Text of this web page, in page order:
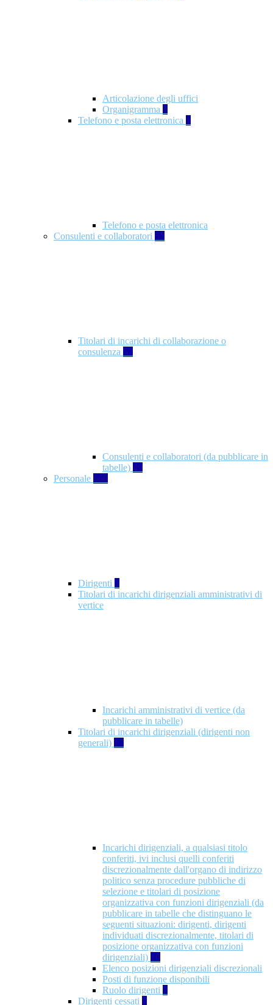
Articolazione degli uffici
Organigramma 1
Telefono e posta elettronica 1
Telefono e posta elettronica
Consulenti e collaboratori 57
Titolari di incarichi di collaborazione o
consulenza 57
Consulenti e collaboratori (da pubblicare in
tabelle) 49
Personale 660
Dirigenti 1
Titolari di incarichi dirigenziali amministrativi di
vertice
Incarichi amministrativi di vertice (da
pubblicare in tabelle)
Titolari di incarichi dirigenziali (dirigenti non
generali) 17
Incarichi dirigenziali, a qualsiasi titolo
conferiti, ivi inclusi quelli conferiti
discrezionalmente dall'organo di indirizzo
politico senza procedure pubbliche di
selezione e titolari di posizione
organizzativa con funzioni dirigenziali (da
pubblicare in tabelle che distinguano le
seguenti situazioni: dirigenti, dirigenti
individuati discrezionalmente, titolari di
posizione organizzativa con funzioni
dirigenziali) 10
Elenco posizioni dirigenziali discrezionali
Posti di funzione disponibili
Ruolo dirigenti 7
Dirigenti cessati 1